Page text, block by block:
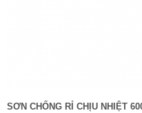
SƠN CHỐNG RỈ CHỊU NHIỆT